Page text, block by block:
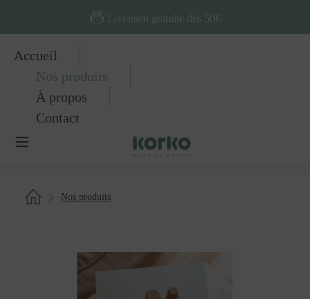
Passer au contenu principalLivraison gratuite dès 50€
Accueil
Nos produits
À propos
Contact
Nos produits
Ignorer la galerie d'images